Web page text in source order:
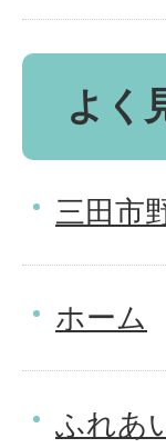
よく
三田市
ホーム
ふれあ